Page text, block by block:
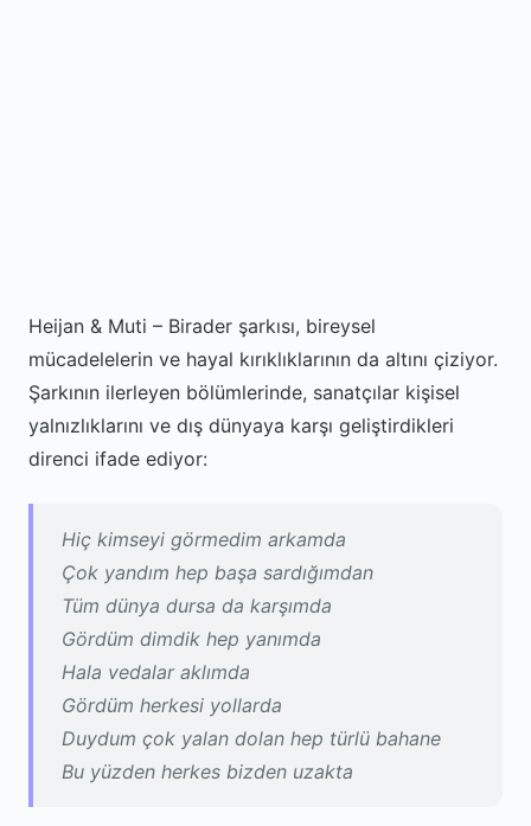
Heijan & Muti – Birader şarkısı, bireysel
mücadelelerin ve hayal kırıklıklarının da altını çiziyor.
Şarkının ilerleyen bölümlerinde, sanatçılar kişisel
yalnızlıklarını ve dış dünyaya karşı geliştirdikleri
direnci ifade ediyor:
Hiç kimseyi görmedim arkamda
Çok yandım hep başa sardığımdan
Tüm dünya dursa da karşımda
Gördüm dimdik hep yanımda
Hala vedalar aklımda
Gördüm herkesi yollarda
Duydum çok yalan dolan hep türlü bahane
Bu yüzden herkes bizden uzakta